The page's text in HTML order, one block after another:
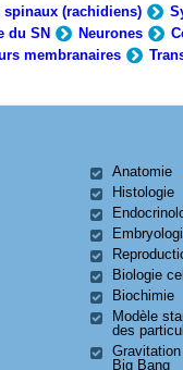
spinaux (rachidiens)
du SN Neurones
membranaires
Anatomie
Histologie
Biologie
Biochimie
Modèle
des
Big Bang